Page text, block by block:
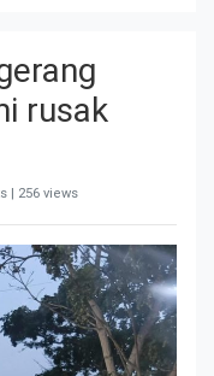
rusak
| 256 views